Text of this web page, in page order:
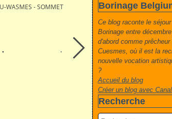
WASMES - SOMMET
Borinage
Ce blog raconte le
Borinage entre
d'abord comme
Cuesmes, où il est la
nouvelle vocation
?
Accueil du blog
Créer un blog avec
Recherche